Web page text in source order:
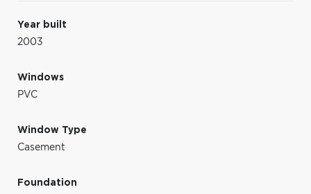
Year built
2003
Windows
PVC
Window Type
Casement
Foundation